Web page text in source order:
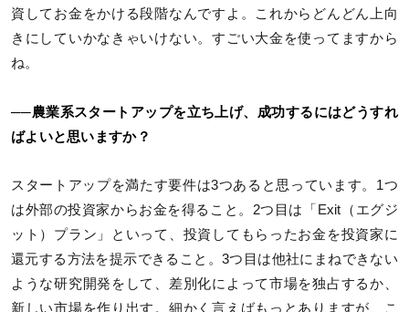
資してお金をかける段階なんですよ。これからどんどん上向
きにしていかなきゃいけない。すごい大金を使ってますから
ね。
──農業系スタートアップを立ち上げ、成功するにはどうすれ
ばよいと思いますか？
スタートアップを満たす要件は3つあると思っています。1つ
は外部の投資家からお金を得ること。2つ目は「Exit（エグジ
ット）プラン」といって、投資してもらったお金を投資家に
還元する方法を提示できること。3つ目は他社にまねできない
ような研究開発をして、差別化によって市場を独占するか、
新しい市場を作り出す。細かく言えばもっとありますが、こ